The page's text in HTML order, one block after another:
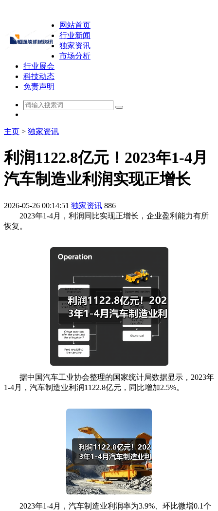
网站首页
行业新闻
独家资讯
市场分析
行业展会
科技动态
免责声明
主页 > 独家资讯
利润1122.8亿元！2023年1-4月
汽车制造业利润实现正增长
2026-05-26 00:14:51 独家资讯 886
2023年1-4月，利润同比实现正增长，企业盈利能力有所
恢复。
据中国汽车工业协会整理的国家统计局数据显示，2023年
1-4月，汽车制造业利润1122.8亿元，同比增加2.5%。
2023年1-4月，汽车制造业利润率为3.9%、环比微增0.1个